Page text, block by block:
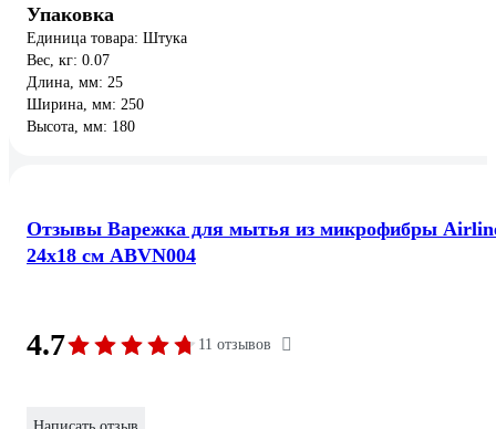
Упаковка
Единица товара: Штука
Вес, кг: 0.07
Длина, мм: 25
Ширина, мм: 250
Высота, мм: 180
Отзывы Варежка для мытья из микрофибры
24х18 см ABVN004
4.7 11 отзывов
Написать отзыв